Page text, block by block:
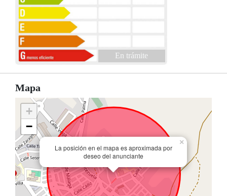
En trámite
Mapa
La posición en el mapa es aproximada por
deseo del anunciante
×
+
−